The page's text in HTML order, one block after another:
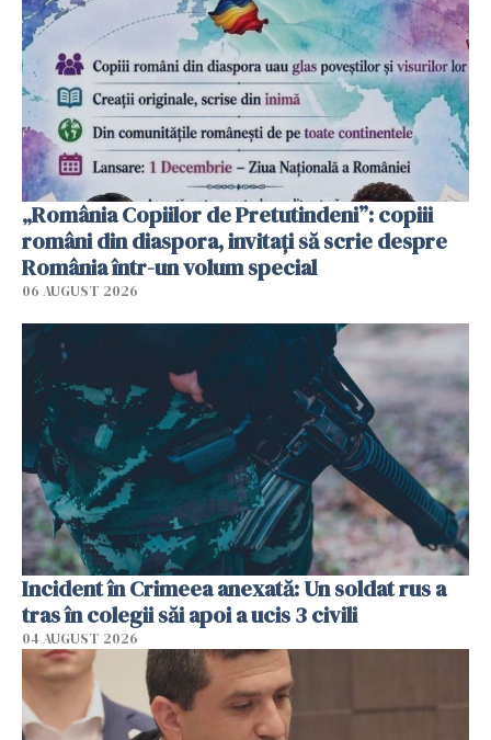
„România Copiilor de Pretutindeni”: copiii
români din diaspora, invitați să scrie despre
România într-un volum special
06 AUGUST 2026
Incident în Crimeea anexată: Un soldat rus a
tras în colegii săi apoi a ucis 3 civili
04 AUGUST 2026